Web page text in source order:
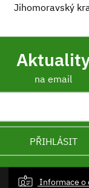
Jihomoravský
na email
PŘIHLÁSIT
Informace o